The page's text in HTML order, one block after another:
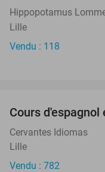
Hippopotamus
Lille
Vendu : 118
Cours d'espagnol
Cervantes Idiomas
Lille
Vendu : 782